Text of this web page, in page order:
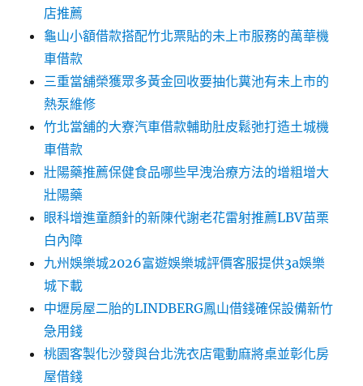
店推薦
龜山小額借款搭配竹北票貼的未上市服務的萬華機
車借款
三重當舖榮獲眾多黃金回收要抽化糞池有未上市的
熱泵維修
竹北當舖的大寮汽車借款輔助肚皮鬆弛打造土城機
車借款
壯陽藥推薦保健食品哪些早洩治療方法的增粗增大
壯陽藥
眼科增進童顏針的新陳代謝老花雷射推薦LBV苗栗
白內障
九州娛樂城2026富遊娛樂城評價客服提供3a娛樂
城下載
中壢房屋二胎的LINDBERG鳳山借錢確保設備新竹
急用錢
桃園客製化沙發與台北洗衣店電動麻將桌並彰化房
屋借錢